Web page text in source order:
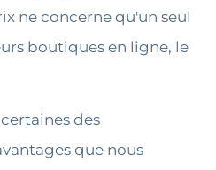
ne concerne qu'un seul
boutiques en ligne, le
des
que nous